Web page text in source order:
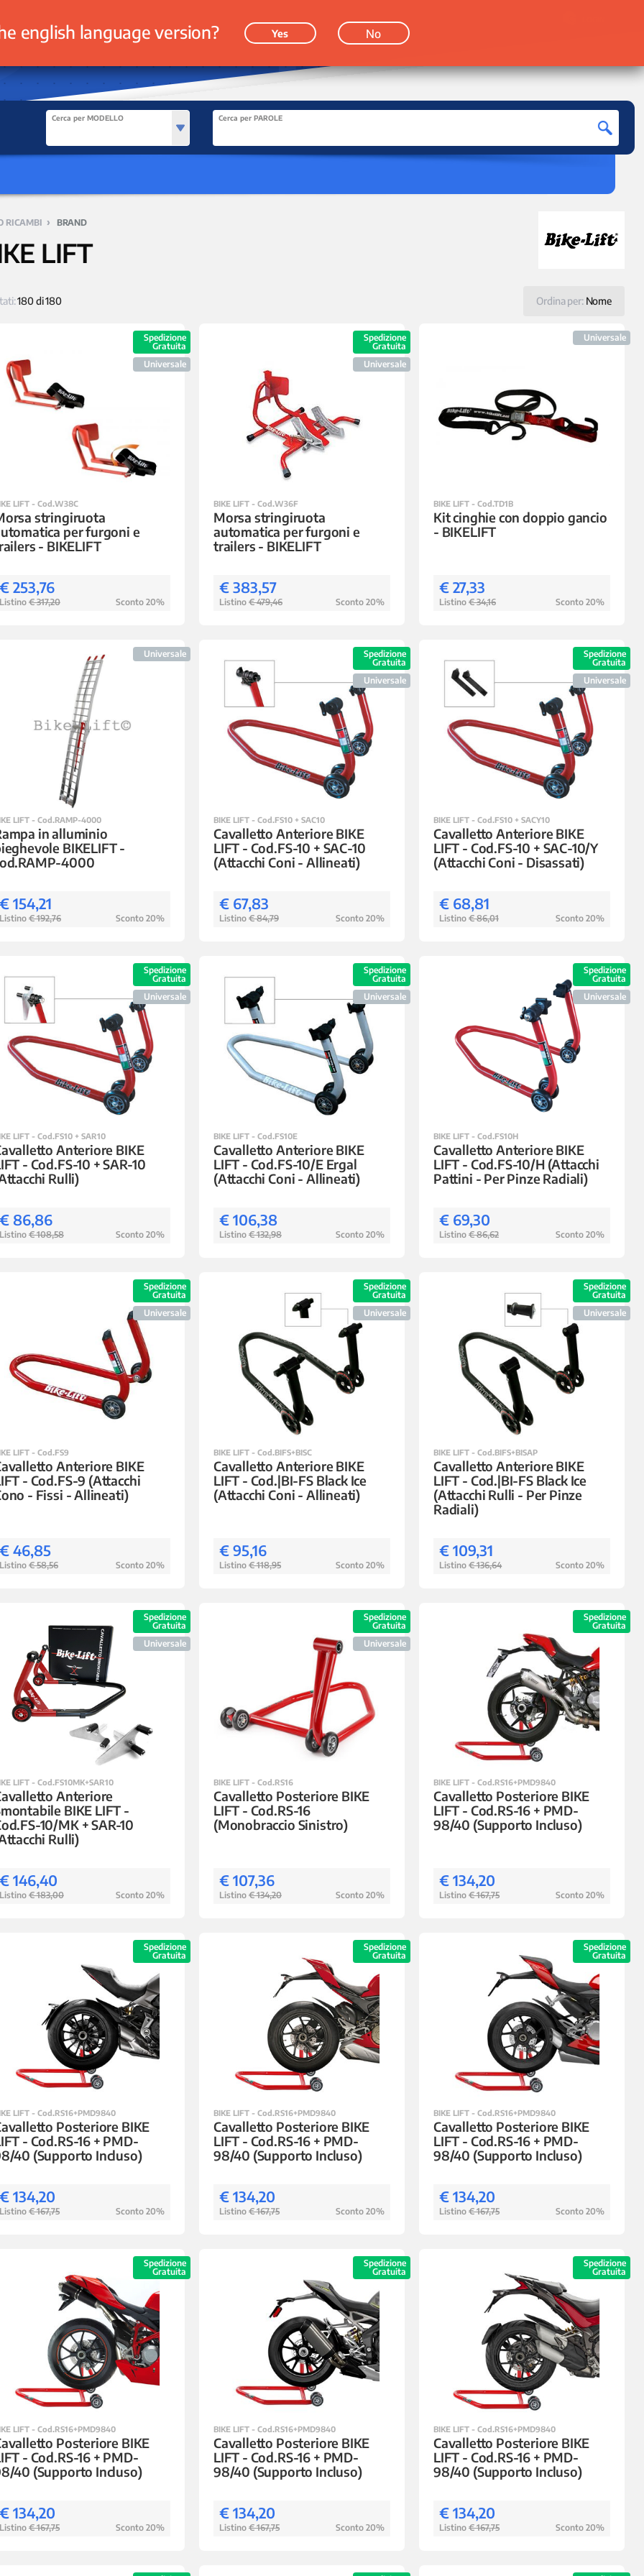
Cerca per MODELLO Cerca per PAROLE
RICAMBI › BRAND
LIFT
Ordina per: Nome
180 di 180
Spedizione
Gratuita
Universale
LIFT - Cod.W38C
stringiruota
per furgoni e
- BIKELIFT
€ 253,76
Listino € 317,20 Sconto 20%
Spedizione
Gratuita
Universale
BIKE LIFT - Cod.W36F
Morsa stringiruota
automatica per furgoni e
trailers - BIKELIFT
€ 383,57
Listino € 479,46 Sconto 20%
Universale
BIKE LIFT - Cod.TD1B
Kit cinghie con doppio gancio
- BIKELIFT
€ 27,33
Listino € 34,16 Sconto 20%
Universale
LIFT - Cod.RAMP-4000
in alluminio
BIKELIFT -
4000
€ 154,21
Listino € 192,76 Sconto 20%
Spedizione
Gratuita
Universale
BIKE LIFT - Cod.FS10 + SAC10
Cavalletto Anteriore BIKE
LIFT - Cod.FS-10 + SAC-10
(Attacchi Coni - Allineati)
€ 67,83
Listino € 84,79 Sconto 20%
Spedizione
Gratuita
Universale
BIKE LIFT - Cod.FS10 + SACY10
Cavalletto Anteriore BIKE
LIFT - Cod.FS-10 + SAC-10/Y
(Attacchi Coni - Disassati)
€ 68,81
Listino € 86,01 Sconto 20%
Spedizione
Gratuita
Universale
LIFT - Cod.FS10 + SAR10
Anteriore BIKE
- Cod.FS-10 + SAR-10
Rulli)
€ 86,86
Listino € 108,58 Sconto 20%
Spedizione
Gratuita
Universale
BIKE LIFT - Cod.FS10E
Cavalletto Anteriore BIKE
LIFT - Cod.FS-10/E Ergal
(Attacchi Coni - Allineati)
€ 106,38
Listino € 132,98 Sconto 20%
Spedizione
Gratuita
Universale
BIKE LIFT - Cod.FS10H
Cavalletto Anteriore BIKE
LIFT - Cod.FS-10/H (Attacchi
Pattini - Per Pinze Radiali)
€ 69,30
Listino € 86,62 Sconto 20%
Spedizione
Gratuita
Universale
LIFT - Cod.FS9
Anteriore BIKE
- Cod.FS-9 (Attacchi
- Fissi - Allineati)
€ 46,85
Listino € 58,56 Sconto 20%
Spedizione
Gratuita
Universale
BIKE LIFT - Cod.BIFS+BISC
Cavalletto Anteriore BIKE
LIFT - Cod.|BI-FS Black Ice
(Attacchi Coni - Allineati)
€ 95,16
Listino € 118,95 Sconto 20%
Spedizione
Gratuita
Universale
BIKE LIFT - Cod.BIFS+BISAP
Cavalletto Anteriore BIKE
LIFT - Cod.|BI-FS Black Ice
(Attacchi Rulli - Per Pinze
Radiali)
€ 109,31
Listino € 136,64 Sconto 20%
Spedizione
Gratuita
Universale
LIFT - Cod.FS10MK+SAR10
Anteriore
BIKE LIFT -
10/MK + SAR-10
Rulli)
€ 146,40
Listino € 183,00 Sconto 20%
Spedizione
Gratuita
Universale
BIKE LIFT - Cod.RS16
Cavalletto Posteriore BIKE
LIFT - Cod.RS-16
(Monobraccio Sinistro)
€ 107,36
Listino € 134,20 Sconto 20%
Spedizione
Gratuita
BIKE LIFT - Cod.RS16+PMD9840
Cavalletto Posteriore BIKE
LIFT - Cod.RS-16 + PMD-
98/40 (Supporto Incluso)
€ 134,20
Listino € 167,75 Sconto 20%
Spedizione
Gratuita
LIFT - Cod.RS16+PMD9840
Posteriore BIKE
- Cod.RS-16 + PMD-
40 (Supporto Incluso)
€ 134,20
Listino € 167,75 Sconto 20%
Spedizione
Gratuita
BIKE LIFT - Cod.RS16+PMD9840
Cavalletto Posteriore BIKE
LIFT - Cod.RS-16 + PMD-
98/40 (Supporto Incluso)
€ 134,20
Listino € 167,75 Sconto 20%
Spedizione
Gratuita
BIKE LIFT - Cod.RS16+PMD9840
Cavalletto Posteriore BIKE
LIFT - Cod.RS-16 + PMD-
98/40 (Supporto Incluso)
€ 134,20
Listino € 167,75 Sconto 20%
Spedizione
Gratuita
LIFT - Cod.RS16+PMD9840
Posteriore BIKE
- Cod.RS-16 + PMD-
40 (Supporto Incluso)
€ 134,20
Listino € 167,75 Sconto 20%
Spedizione
Gratuita
BIKE LIFT - Cod.RS16+PMD9840
Cavalletto Posteriore BIKE
LIFT - Cod.RS-16 + PMD-
98/40 (Supporto Incluso)
€ 134,20
Listino € 167,75 Sconto 20%
Spedizione
Gratuita
BIKE LIFT - Cod.RS16+PMD9840
Cavalletto Posteriore BIKE
LIFT - Cod.RS-16 + PMD-
98/40 (Supporto Incluso)
€ 134,20
Listino € 167,75 Sconto 20%
english language version? Yes No